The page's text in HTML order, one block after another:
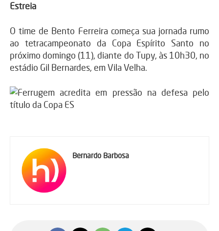
Estreia
O time de Bento Ferreira começa sua jornada rumo
ao tetracampeonato da Copa Espírito Santo no
próximo domingo (11), diante do Tupy, às 10h30, no
estádio Gil Bernardes, em Vila Velha.
Bernardo Barbosa